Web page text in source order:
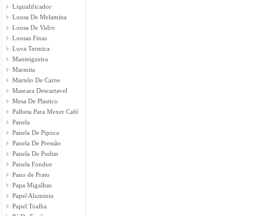
Liquidificador
Lousa De Melamina
Lousa De Vidro
Lousas Finas
Luva Termica
Manteigueira
Marmita
Martelo De Carne
Mascara Descartavel
Mesa De Plastico
Palheta Para Mexer Café
Panela
Panela De Pipoca
Panela De Pressão
Panela De Pudim
Panela Fondue
Pano de Prato
Papa Migalhas
Papel Aluminio
Papel Toalha